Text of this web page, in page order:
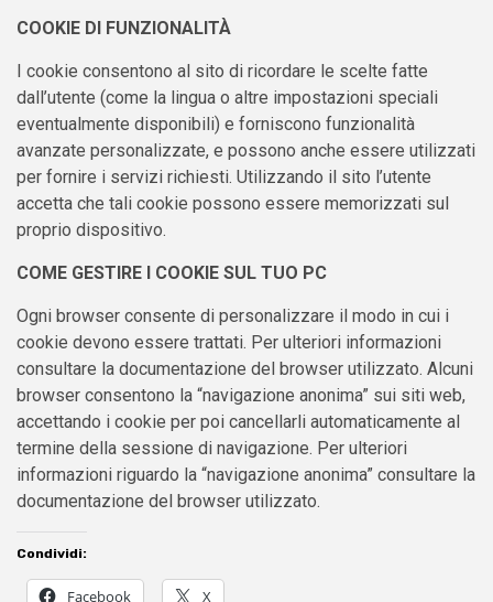
COOKIE DI FUNZIONALITÀ
I cookie consentono al sito di ricordare le scelte fatte
dall’utente (come la lingua o altre impostazioni speciali
eventualmente disponibili) e forniscono funzionalità
avanzate personalizzate, e possono anche essere utilizzati
per fornire i servizi richiesti. Utilizzando il sito l’utente
accetta che tali cookie possono essere memorizzati sul
proprio dispositivo.
COME GESTIRE I COOKIE SUL TUO PC
Ogni browser consente di personalizzare il modo in cui i
cookie devono essere trattati. Per ulteriori informazioni
consultare la documentazione del browser utilizzato. Alcuni
browser consentono la “navigazione anonima” sui siti web,
accettando i cookie per poi cancellarli automaticamente al
termine della sessione di navigazione. Per ulteriori
informazioni riguardo la “navigazione anonima” consultare la
documentazione del browser utilizzato.
Condividi:
Facebook X